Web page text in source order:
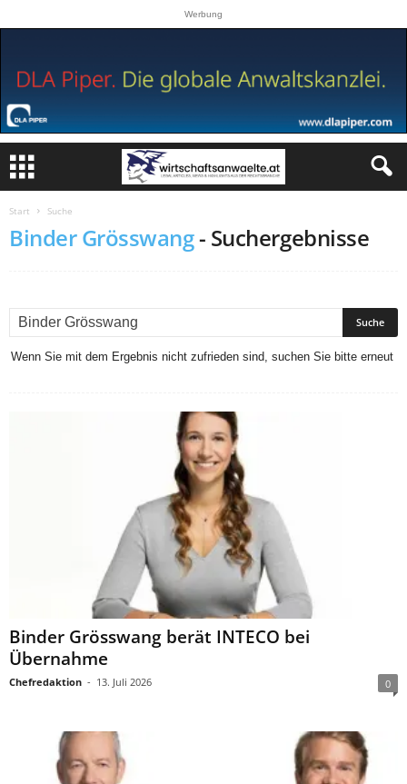
Werbung
Start Suche
Binder Grösswang- Suchergebnisse
Wenn Sie mit dem Ergebnis nicht zufrieden sind, suchen Sie bitte erneut
Binder Grösswang berät INTECO bei
Übernahme
Chefredaktion - 13. Juli 2026 0